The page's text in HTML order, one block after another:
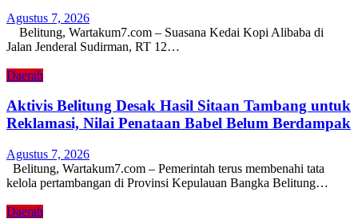
Agustus 7, 2026
Belitung, Wartakum7.com – Suasana Kedai Kopi Alibaba di
Jalan Jenderal Sudirman, RT 12…
Daerah
Aktivis Belitung Desak Hasil Sitaan Tambang untuk
Reklamasi, Nilai Penataan Babel Belum Berdampak
Agustus 7, 2026
Belitung, Wartakum7.com – Pemerintah terus membenahi tata
kelola pertambangan di Provinsi Kepulauan Bangka Belitung…
Daerah